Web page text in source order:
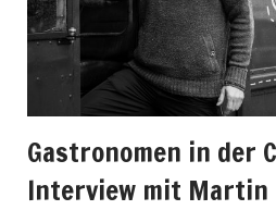
Gastronomen in der
Interview mit Martin